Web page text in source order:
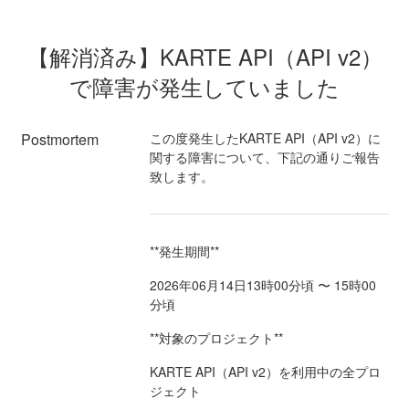
【解消済み】KARTE API（API v2）
で障害が発生していました
Postmortem
この度発生したKARTE API（API v2）に
関する障害について、下記の通りご報告
致します。
**発生期間**
2026年06月14日13時00分頃 〜 15時00
分頃
**対象のプロジェクト**
KARTE API（API v2）を利用中の全プロ
ジェクト